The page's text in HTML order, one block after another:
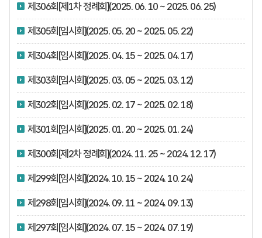
제306회[제1차 정례회](2025. 06. 10 ~ 2025. 06. 25)
제305회[임시회](2025. 05. 20 ~ 2025. 05. 22)
제304회[임시회](2025. 04. 15 ~ 2025. 04. 17)
제303회[임시회](2025. 03. 05 ~ 2025. 03. 12)
제302회[임시회](2025. 02. 17 ~ 2025. 02. 18)
제301회[임시회](2025. 01. 20 ~ 2025. 01. 24)
제300회[제2차 정례회](2024. 11. 25 ~ 2024. 12. 17)
제299회[임시회](2024. 10. 15 ~ 2024. 10. 24)
제298회[임시회](2024. 09. 11 ~ 2024. 09. 13)
제297회[임시회](2024. 07. 15 ~ 2024. 07. 19)